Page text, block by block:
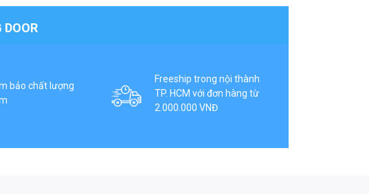
bảo chất lượng
Freeship trong nội thành
TP. HCM với đơn hàng từ
2.000.000 VNĐ